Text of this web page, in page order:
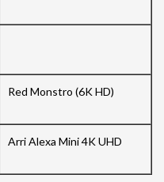
Red Monstro (6K HD)
Arri Alexa Mini 4K UHD